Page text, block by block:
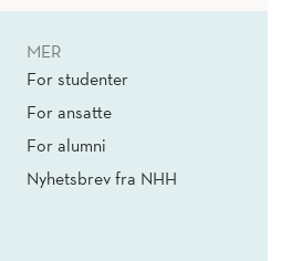
MER
For studenter
For ansatte
For alumni
Nyhetsbrev fra NHH